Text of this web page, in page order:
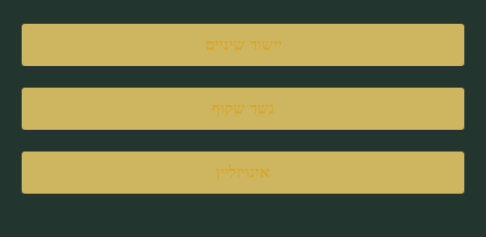
יישור שיניים
גשר שקוף
אינויזליין